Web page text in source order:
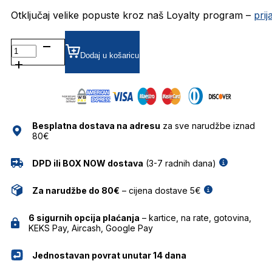
Otključaj velike popuste kroz naš Loyalty program –
CRL3699
GRADIJENT SUNČANE
NAOČALE
Dodaj u košaricu
Besplatna dostava na adresu za sve narudžbe iznad
80€
DPD ili BOX NOW dostava (3-7 radnih dana)
Za narudžbe do 80€ – cijena dostave 5€
6 sigurnih opcija plaćanja – kartice, na rate, gotovina,
KEKS Pay, Aircash, Google Pay
Jednostavan povrat unutar 14 dana